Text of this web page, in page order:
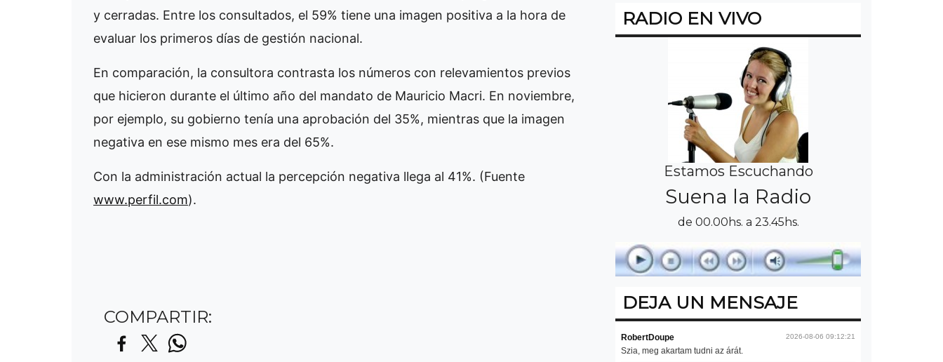
y cerradas. Entre los consultados, el 59% tiene una imagen positiva a la hora de
evaluar los primeros días de gestión nacional.
En comparación, la consultora contrasta los números con relevamientos previos
que hicieron durante el último año del mandato de Mauricio Macri. En noviembre,
por ejemplo, su gobierno tenía una aprobación del 35%, mientras que la imagen
negativa en ese mismo mes era del 65%.
Con la administración actual la percepción negativa llega al 41%. (Fuente
www.perfil.com).
COMPARTIR:
RADIO EN VIVO
Estamos Escuchando
Suena la Radio
de 00.00hs. a 23.45hs.
DEJA UN MENSAJE